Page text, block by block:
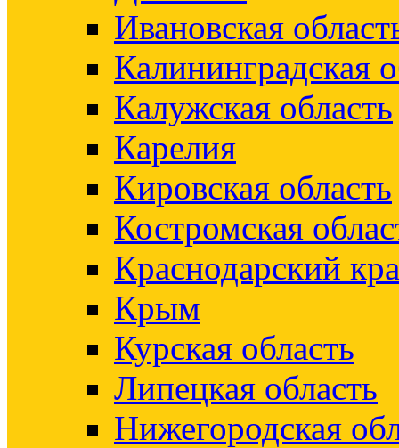
Ивановская
Калининградская
Калужская область
Карелия
Кировская область
Костромская
Краснодарский
Крым
Курская область
Липецкая область
Нижегородская